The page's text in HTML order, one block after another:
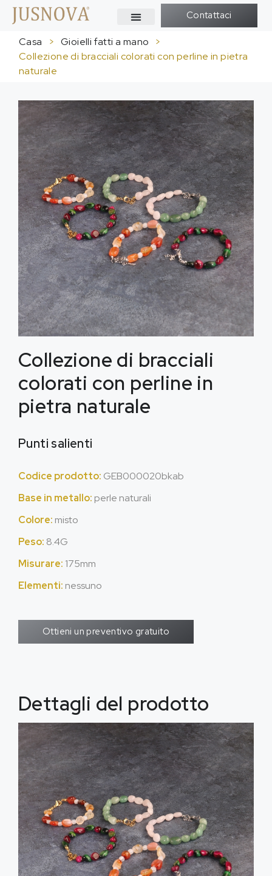
Contattaci
Casa > Gioielli fatti a mano
>
Collezione di bracciali colorati con perline in pietra
naturale
Collezione di bracciali
colorati con perline in
pietra naturale
Punti salienti
Codice prodotto: GEB000020bkab
Base in metallo: perle naturali
Colore: misto
Peso: 8.4G
Misurare: 175mm
Elementi: nessuno
Ottieni un preventivo gratuito
Dettagli del prodotto